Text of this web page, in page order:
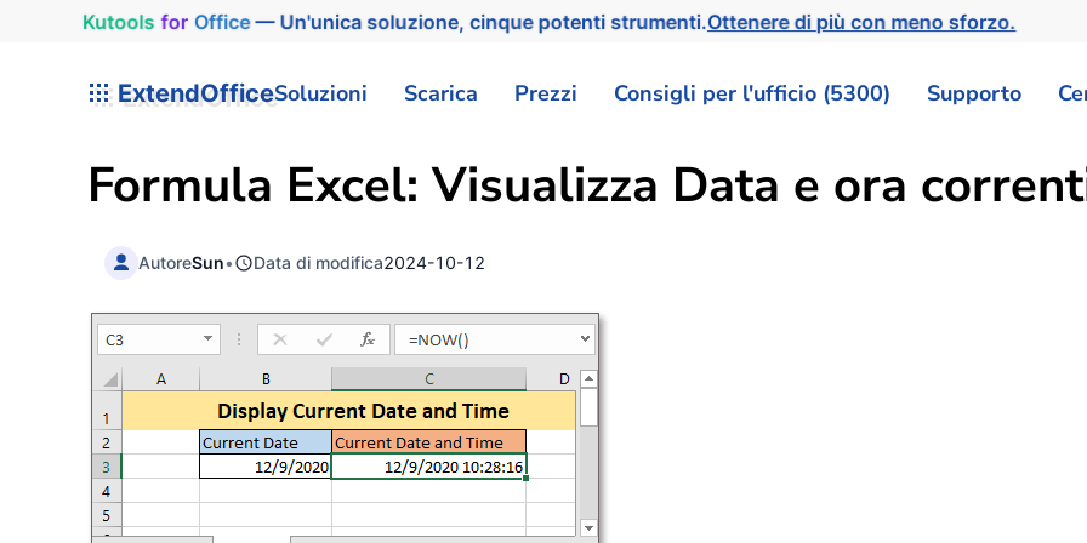
Kutools for Office— Un'unica soluzione, cinque potenti strumenti.Ottenere di più con meno sforzo.
ExtendOfficeSoluzioni Scarica Prezzi Consigli per l'ufficio (5300) Supporto
Formula Excel: Visualizza Data e ora
AutoreSun• Data di modifica2024-10-12